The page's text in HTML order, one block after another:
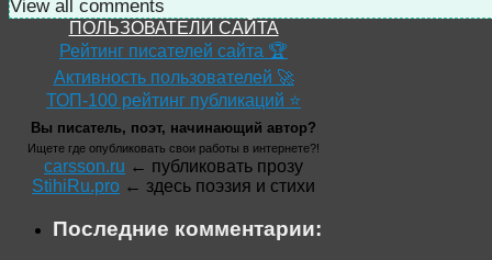
View all comments
ПОЛЬЗОВАТЕЛИ САЙТА
Рейтинг писателей сайта 🏆
Активность пользователей 🚀
ТОП-100 рейтинг публикаций ⭐
Вы писатель, поэт, начинающий автор?
Ищете где опубликовать свои работы в интернете?!
carsson.ru ← публиковать прозу
StihiRu.pro ← здесь поэзия и стихи
Последние комментарии: